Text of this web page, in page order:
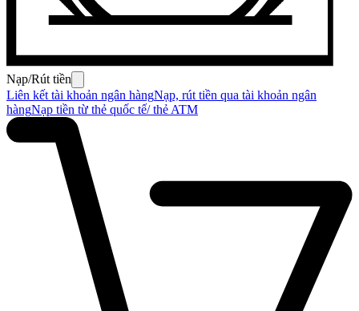
Nạp/Rút tiền
Liên kết tài khoản ngân hàngNạp, rút tiền qua tài khoản ngân
hàngNạp tiền từ thẻ quốc tế/ thẻ ATM